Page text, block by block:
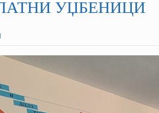
УЏБЕНИЦИ